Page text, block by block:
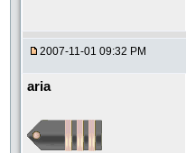
2007-11-01 09:32 PM
aria